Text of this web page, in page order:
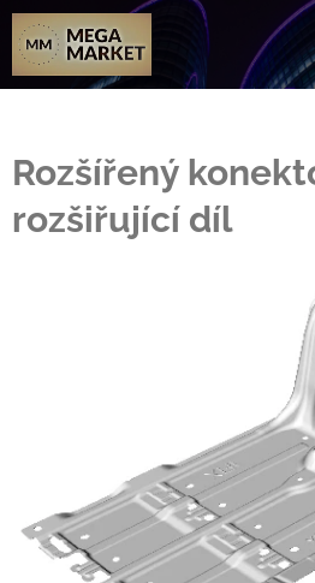
Rozšířený
rozšiřující díl